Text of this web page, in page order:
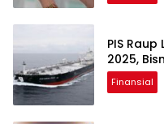
PIS
2025,
Finansial